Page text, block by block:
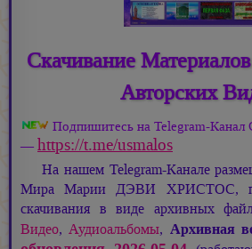
Скачивание
Авторских
Подпишитесь на Telegram-Канал
— https://t.me/usmalos
На нашем Telegram-Канале
МираМарии ДЭВИ ХРИСТОС,
скачивания в виде архивных
Видео,Аудиоальбомы, Архивная